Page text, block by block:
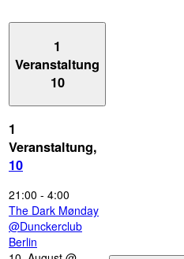
1
Veranstaltung
10
1
Veranstaltung,
10
21:00 - 4:00
The Dark Mønday
@Dunckerclub
Berlin